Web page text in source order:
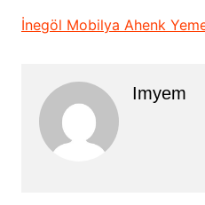
İnegöl Mobilya Ahenk
Imyem